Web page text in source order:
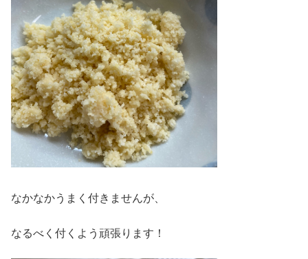
なかなかうまく付きませんが、
なるべく付くよう頑張ります！